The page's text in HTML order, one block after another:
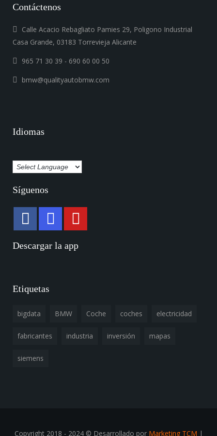
Contáctenos
Calle Acacio Rebagliato Pamies 29, Poligono Industrial
Casa Grande, 03183 Torrevieja Alicante
965 71 30 39 - 690 60 00 50
bmw@qualityautobmw.com
Idiomas
Síguenos
Descargar la app
Etiquetas
bigdata BMW Coche coches electricidad
fabricantes industria inversión mapas
siemens
Copyright 2018 - 2024 © Desarrollado por Marketing TCM |